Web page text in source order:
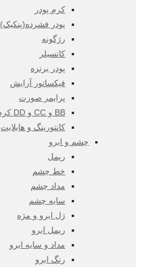
کرم پودر
پودر فشرده(پنکیک)
رژگونه
کانسیلر
پودر برنزه
فیکساتور آرایش
پرایمر صورت
BB و CC و DD کرم
کانتورینگ و هایلایت
چشم و ابرو
ریمل
خط چشم
مداد چشم
سایه چشم
ژل ابرو و مژه
ریمل ابرو
مداد و سایه ابرو
رنگ ابرو